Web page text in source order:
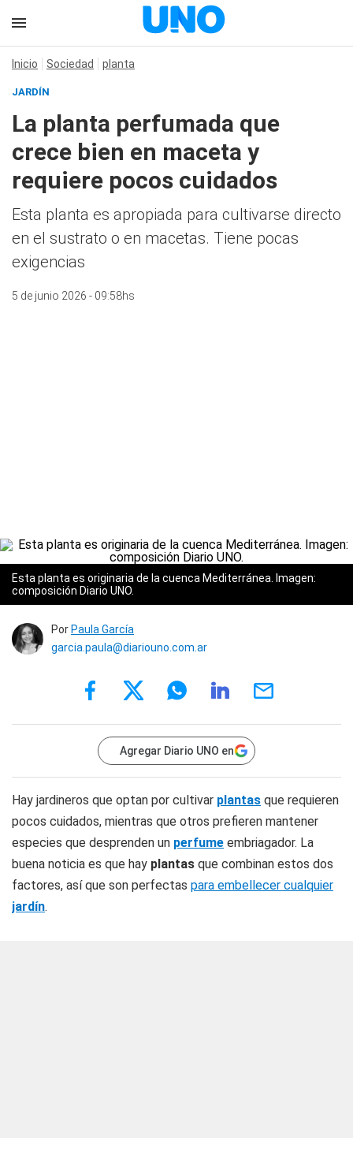
Inicio Sociedad planta
JARDÍN
La planta perfumada que
crece bien en maceta y
requiere pocos cuidados
Esta planta es apropiada para cultivarse directo
en el sustrato o en macetas. Tiene pocas
exigencias
5 de junio 2026 - 09:58hs
Esta planta es originaria de la cuenca Mediterránea. Imagen:
composición Diario UNO.
Por Paula García
garcia.paula@diariouno.com.ar
Agregar Diario UNO en
Hay jardineros que optan por cultivar plantas que requieren
pocos cuidados, mientras que otros prefieren mantener
especies que desprenden un perfume embriagador. La
buena noticia es que hay plantas que combinan estos dos
factores, así que son perfectas para embellecer cualquier
jardín.